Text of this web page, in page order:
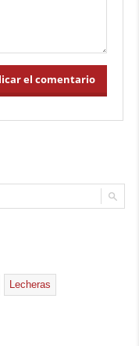
Lecheras